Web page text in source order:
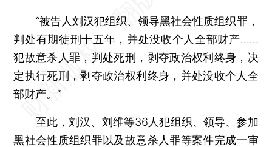
“被告人刘汉犯组织、领导黑社会性质组织罪，
判处有期徒刑十五年，并处没收个人全部财产……
犯故意杀人罪，判处死刑，剥夺政治权利终身，决
定执行死刑，剥夺政治权利终身，并处没收个人全
部财产。”
至此，刘汉、刘维等36人犯组织、领导、参加
黑社会性质组织罪以及故意杀人罪等案件完成一审